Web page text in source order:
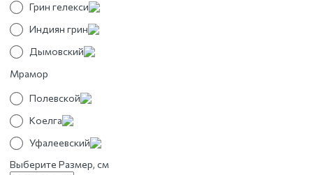
Грин гелекси
Индиян грин
Дымовский
Мрамор
Полевской
Коелга
Уфалеевский
Выберите Размер, см